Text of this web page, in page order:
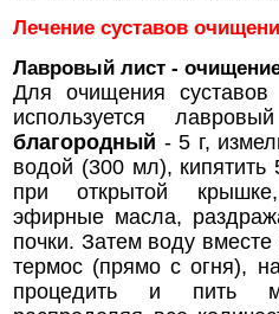
Лечение суставов
Лавровый лист -
Для очищения
используется
благородный - 5 г,
водой (300 мл),
при открытой
эфирные масла,
почки. Затем воду
термос (прямо с огня),
процедить и пить